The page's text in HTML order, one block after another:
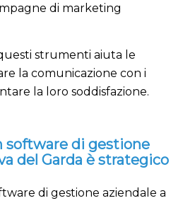
di marketing
strumenti aiuta le
la comunicazione con i
la loro soddisfazione.
software di gestione
del Garda è strategico
di gestione aziendale a